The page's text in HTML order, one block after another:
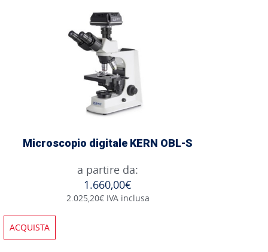
Microscopio digitale KERN OBL-S
a partire da:
1.660,00€
2.025,20€ IVA inclusa
ACQUISTA